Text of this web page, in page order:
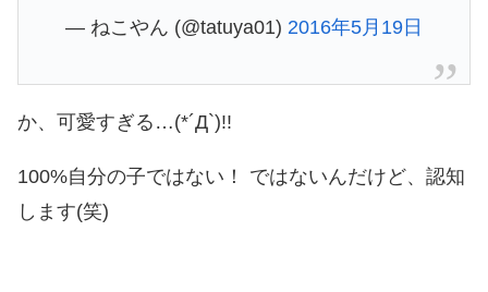
— ねこやん (@tatuya01) 2016年5月19日
か、可愛すぎる…(*´Д`)!!
100%自分の子ではない！ ではないんだけど、認知
します(笑)